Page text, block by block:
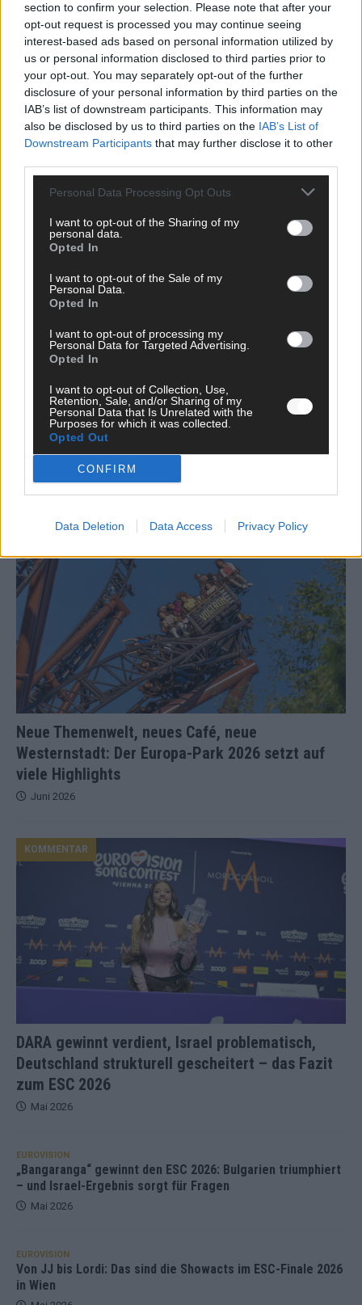
section to confirm your selection. Please note that after your
opt-out request is processed you may continue seeing
interest-based ads based on personal information utilized by
us or personal information disclosed to third parties prior to
your opt-out. You may separately opt-out of the further
disclosure of your personal information by third parties on the
IAB’s list of downstream participants. This information may
also be disclosed by us to third parties on the IAB’s List of
Downstream Participants that may further disclose it to other
Personal Data Processing Opt Outs
I want to opt-out of the Sharing of my
personal data.
Opted In
I want to opt-out of the Sale of my
Personal Data.
Opted In
I want to opt-out of processing my
Personal Data for Targeted Advertising.
Opted In
I want to opt-out of Collection, Use,
Retention, Sale, and/or Sharing of my
Personal Data that Is Unrelated with the
Purposes for which it was collected.
Opted Out
CONFIRM
Data Deletion Data Access Privacy Policy
Wir freuen uns auf deinen Beitrag! Diskutiere mit und teile deine
Perspektive. Mit * gekennzeichnete Angaben sind Pflichtfelder.
Bitte nutze deinen Klarnamen (Vor- und Nachname) und eine
gültige E-Mail-Adresse (wird nicht veröffentlicht). Wir prüfen
jeden Kommentar kurz. Beiträge, die unsereNetiquette
respektieren, werden freigeschaltet; Hassrede, Beleidigungen,
Hetze, Spam oder Werbung werden nicht veröffentlicht. Es
gelten unsere
Datenschutzvereinbarungen
Vor- und Nachname
Benachrichtige mich über neue Beiträge via E-Mail.
Neue Themenwelt, neues Café, neue
Westernstadt: Der Europa-Park 2026 setzt auf
viele Highlights
Juni 2026
DARA gewinnt verdient, Israel problematisch,
Deutschland strukturell gescheitert – das Fazit
zum ESC 2026
KOMMENTAR
Mai 2026
EUROVISION
„Bangaranga“ gewinnt den ESC 2026: Bulgarien triumphiert
– und Israel-Ergebnis sorgt für Fragen
Mai 2026
EUROVISION
Von JJ bis Lordi: Das sind die Showacts im ESC-Finale 2026
in Wien